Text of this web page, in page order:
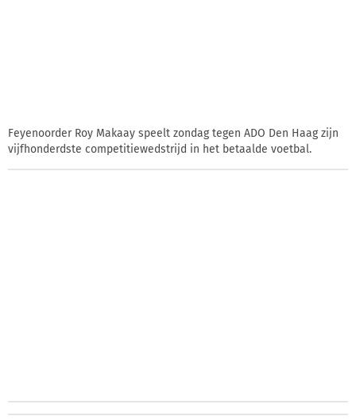
Feyenoorder Roy Makaay speelt zondag tegen ADO Den Haag zijn
vijfhonderdste competitiewedstrijd in het betaalde voetbal.